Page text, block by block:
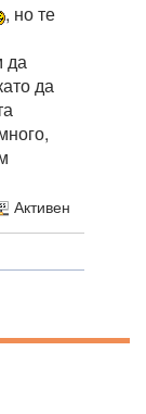
, но те
да
да
Активен